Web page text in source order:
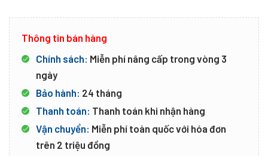
Thông tin bán hàng
Chính sách: Miễn phí nâng cấp trong vòng 3
ngày
Bảo hành: 24 tháng
Thanh toán: Thanh toán khi nhận hàng
Vận chuyển: Miễn phí toàn quốc với hóa đơn
trên 2 triệu đồng